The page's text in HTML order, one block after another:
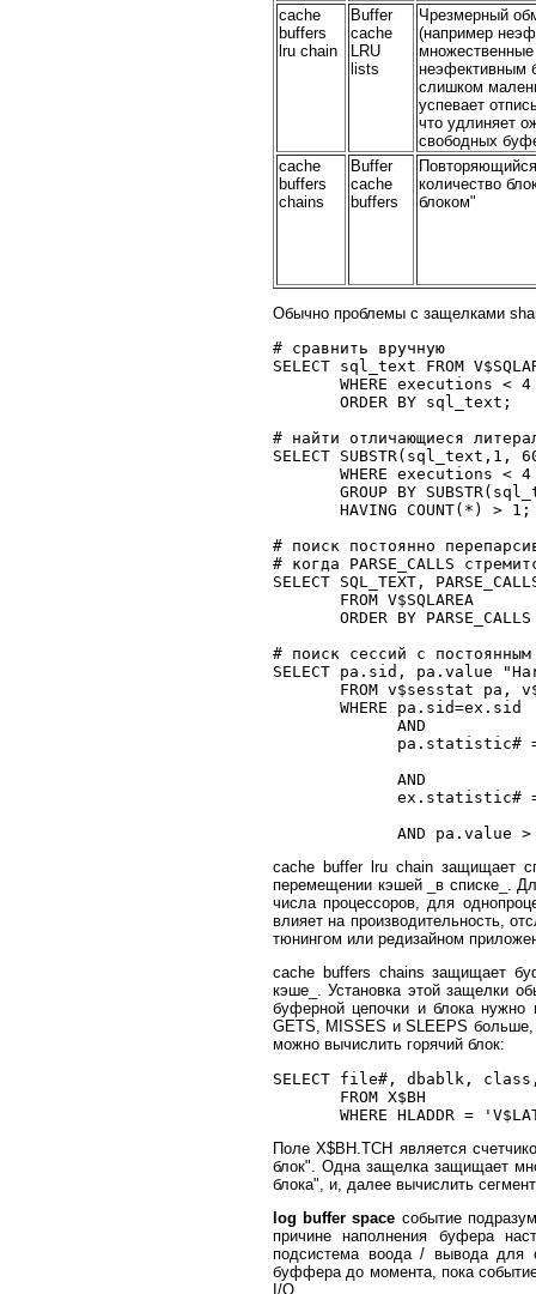
cache
buffers
lru chain
Buffer
cache
LRU
lists
Чрезмерный
(например
неэфективным
слишком
успевает
что удлиняет
свободных
cache
buffers
chains
Buffer
cache
buffers
количество
блоком"
Обычно проблемы с защелками
# сравнить вручную
SELECT sql_text FROM
       WHERE executions < 4
       ORDER BY sql_text;
# найти отличающиеся
SELECT SUBSTR(sql_text,1,
WHERE executions <
GROUP BY
       HAVING COUNT(*) > 1;
# поиск постоянно
# когда PARSE_CALLS
SELECT SQL_TEXT,
       FROM V$SQLAREA
ORDER BY PARSE_CALLS
# поиск сессий с постоянным
SELECT pa.sid, pa.value
FROM v$sesstat pa,
       WHERE pa.sid=ex.sid
             AND
pa.statistic#
             AND
ex.statistic#
cache buffer lru chain защищает
перемещении кэшей _в списке_.
числа процессоров, для
влияет на производительность,
тюнингом или редизайном
cache buffers chains защищает
кэше_. Установка этой защелки
буферной цепочки и блока нужно
GETS, MISSES и SLEEPS
можно вычислить горячий блок:
SELECT file#, dbablk,
       FROM X$BH
Поле X$BH.TCH является
блок". Одна защелка защищает
блока", и, далее вычислить
log buffer space событие
причине наполнения буфера
подсистема воода / вывода для
буффера до момента, пока
I/O